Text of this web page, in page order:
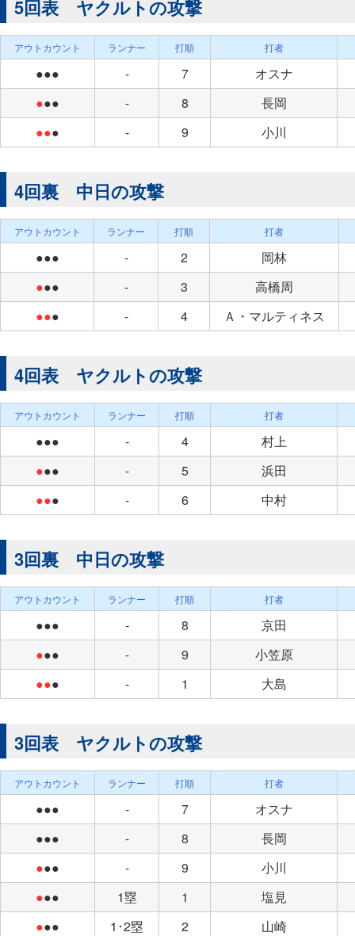
5回表 ヤクルトの攻撃
アウトカウント ランナー 打順 打者
●●● - 7
オスナ
●●● - 8
長岡
●●● - 9 小川
4回裏 中日の攻撃
アウトカウント ランナー 打順 打者
●●● - 2
岡林
●●● - 3
高橋周
●●● - 4 Ａ・マルティネス
4回表 ヤクルトの攻撃
アウトカウント ランナー 打順 打者
●●● - 4
村上
●●● - 5
浜田
●●● - 6 中村
3回裏 中日の攻撃
アウトカウント ランナー 打順 打者
●●● - 8
京田
●●● - 9
小笠原
●●● - 1 大島
3回表 ヤクルトの攻撃
アウトカウント ランナー 打順 打者
●●● - 7
オスナ
●●●
- 8
長岡
●●● - 9
小川
●●● 1塁 1
塩見
●●● 1･2塁 2
山崎